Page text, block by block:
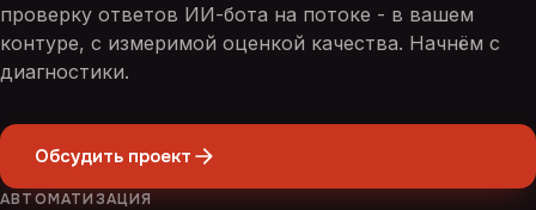
проверку ответов ИИ-бота на потоке - в вашем
контуре, с измеримой оценкой качества. Начнём с
диагностики.
Обсудить проект
АВТОМАТИЗАЦИЯ